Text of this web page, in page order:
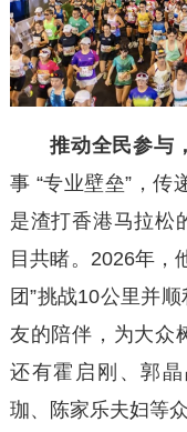
推动全民参与
事 “专业壁垒”，传
是渣打香港马拉松
目共睹。2026年，
团”挑战10公里并
友的陪伴，为大众
还有霍启刚、郭
珈、陈家乐夫妇等